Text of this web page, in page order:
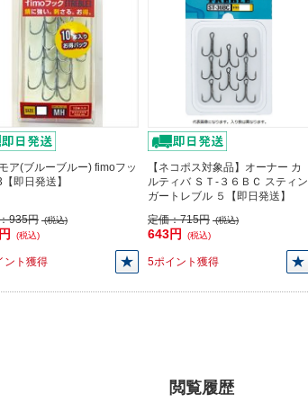
ア(ブルーブルー) fimoフッ
即日発送】
935円 (税込)
(税込)
ント獲得
【ネコポス対象品】オーナー カ
ルティバ ＳＴ-３６ＢＣ スティン
ガートレブル ５【即日発送】
定価：715円 (税込)
643円 (税込)
5ポイント獲得
閲覧履歴